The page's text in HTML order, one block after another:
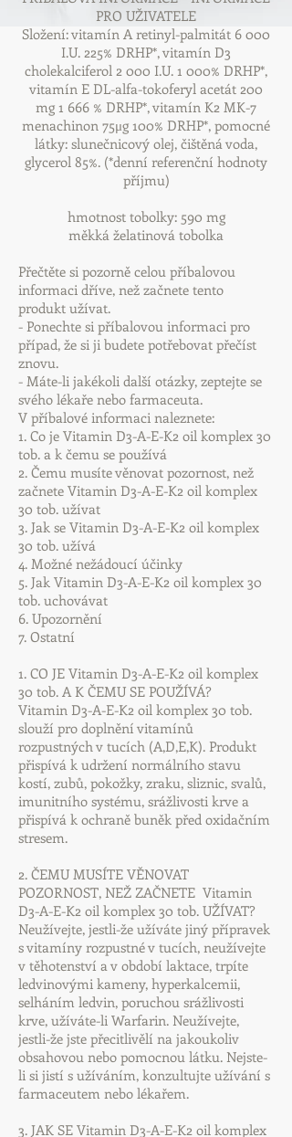
PRO UŽIVATELE
Složení: vitamín A retinyl-palmitát 6 000
I.U. 225% DRHP*, vitamín D3
cholekalciferol 2 000 I.U. 1 000% DRHP*,
vitamín E DL-alfa-tokoferyl acetát 200
mg 1 666 % DRHP*, vitamín K2 MK-7
menachinon 75μg 100% DRHP*, pomocné
látky: slunečnicový olej, čištěná voda,
glycerol 85%. (*denní referenční hodnoty
příjmu)
hmotnost tobolky: 590 mg
měkká želatinová tobolka
Přečtěte si pozorně celou příbalovou
informaci dříve, než začnete tento
produkt užívat.
- Ponechte si příbalovou informaci pro
případ, že si ji budete potřebovat přečíst
znovu.
- Máte-li jakékoli další otázky, zeptejte se
svého lékaře nebo farmaceuta.
V příbalové informaci naleznete:
1. Co je Vitamin D3-A-E-K2 oil komplex 30
tob. a k čemu se používá
2. Čemu musíte věnovat pozornost, než
začnete Vitamin D3-A-E-K2 oil komplex
30 tob. užívat
3. Jak se Vitamin D3-A-E-K2 oil komplex
30 tob. užívá
4. Možné nežádoucí účinky
5. Jak Vitamin D3-A-E-K2 oil komplex 30
tob. uchovávat
6. Upozornění
7. Ostatní
1. CO JE Vitamin D3-A-E-K2 oil komplex
30 tob. A K ČEMU SE POUŽÍVÁ?
Vitamin D3-A-E-K2 oil komplex 30 tob.
slouží pro doplnění vitamínů
rozpustných v tucích (A,D,E,K). Produkt
přispívá k udržení normálního stavu
kostí, zubů, pokožky, zraku, sliznic, svalů,
imunitního systému, srážlivosti krve a
přispívá k ochraně buněk před oxidačním
stresem.
2. ČEMU MUSÍTE VĚNOVAT
POZORNOST, NEŽ ZAČNETE Vitamin
D3-A-E-K2 oil komplex 30 tob. UŽÍVAT?
Neužívejte, jestli-že užíváte jiný přípravek
s vitamíny rozpustné v tucích, neužívejte
v těhotenství a v období laktace, trpíte
ledvinovými kameny, hyperkalcemii,
selháním ledvin, poruchou srážlivosti
krve, užíváte-li Warfarin. Neužívejte,
jestli-že jste přecitlivělí na jakoukoliv
obsahovou nebo pomocnou látku. Nejste-
li si jistí s užíváním, konzultujte užívání s
farmaceutem nebo lékařem.
3. JAK SE Vitamin D3-A-E-K2 oil komplex